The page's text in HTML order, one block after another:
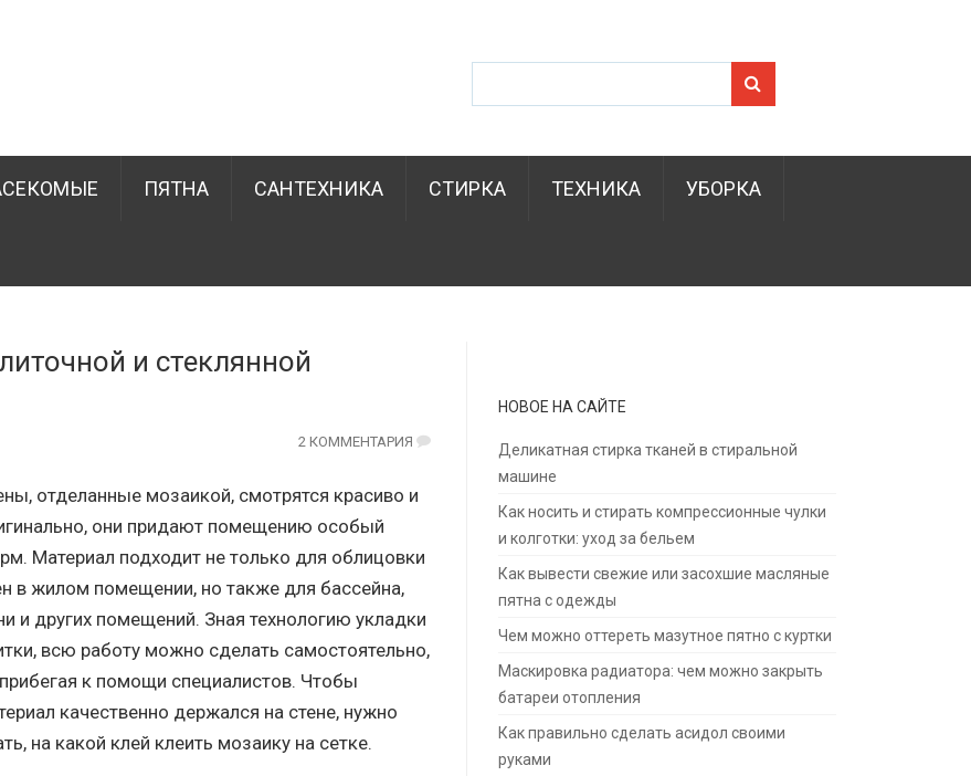
ПЯТНА САНТЕХНИКА СТИРКА ТЕХНИКА УБОРКА
и стеклянной
2 КОММЕНТАРИЯ
отделанные мозаикой, смотрятся красиво и
они придают помещению особый
Материал подходит не только для облицовки
в жилом помещении, но также для бассейна,
и других помещений. Зная технологию укладки
всю работу можно сделать самостоятельно,
к помощи специалистов. Чтобы
качественно держался на стене, нужно
на какой клей клеить мозаику на сетке.
НОВОЕ НА САЙТЕ
Деликатная стирка тканей в стиральной
машине
Как носить и стирать компрессионные чулки
и колготки: уход за бельем
Как вывести свежие или засохшие масляные
пятна с одежды
Чем можно оттереть мазутное пятно с куртки
Маскировка радиатора: чем можно закрыть
батареи отопления
Как правильно сделать асидол своими
руками